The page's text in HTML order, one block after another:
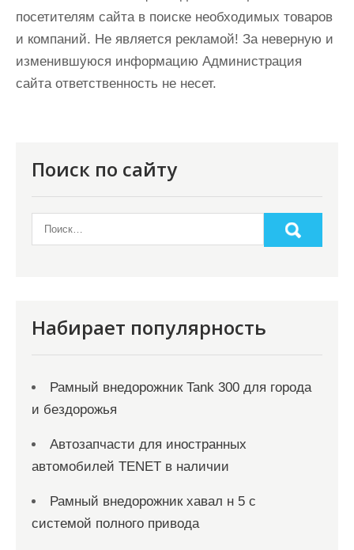
посетителям сайта в поиске необходимых товаров
и компаний. Не является рекламой! За неверную и
изменившуюся информацию Администрация
сайта ответственность не несет.
Поиск по сайту
Набирает популярность
Рамный внедорожник Tank 300 для города
и бездорожья
Автозапчасти для иностранных
автомобилей TENET в наличии
Рамный внедорожник хавал н 5 с
системой полного привода